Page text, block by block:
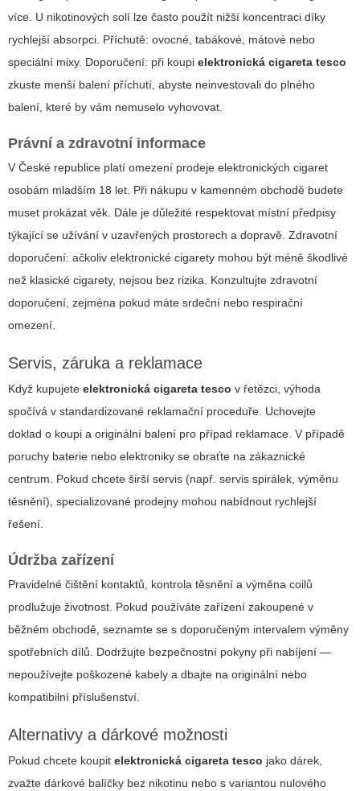
více. U nikotinových solí lze často použít nižší koncentraci díky
rychlejší absorpci. Příchutě: ovocné, tabákové, mátové nebo
speciální mixy. Doporučení: při koupi elektronická cigareta tesco
zkuste menší balení příchutí, abyste neinvestovali do plného
balení, které by vám nemuselo vyhovovat.
Právní a zdravotní informace
V České republice platí omezení prodeje elektronických cigaret
osobám mladším 18 let. Při nákupu v kamenném obchodě budete
muset prokázat věk. Dále je důležité respektovat místní předpisy
týkající se užívání v uzavřených prostorech a dopravě. Zdravotní
doporučení: ačkoliv elektronické cigarety mohou být méně škodlivé
než klasické cigarety, nejsou bez rizika. Konzultujte zdravotní
doporučení, zejména pokud máte srdeční nebo respirační
omezení.
Servis, záruka a reklamace
Když kupujete elektronická cigareta tesco v řetězci, výhoda
spočívá v standardizované reklamační proceduře. Uchovejte
doklad o koupi a originální balení pro případ reklamace. V případě
poruchy baterie nebo elektroniky se obraťte na zákaznické
centrum. Pokud chcete širší servis (např. servis spirálek, výměnu
těsnění), specializované prodejny mohou nabídnout rychlejší
řešení.
Údržba zařízení
Pravidelné čištění kontaktů, kontrola těsnění a výměna coilů
prodlužuje životnost. Pokud používáte zařízení zakoupené v
běžném obchodě, seznamte se s doporučeným intervalem výměny
spotřebních dílů. Dodržujte bezpečnostní pokyny při nabíjení —
nepoužívejte poškozené kabely a dbajte na originální nebo
kompatibilní příslušenství.
Alternativy a dárkové možnosti
Pokud chcete koupit elektronická cigareta tesco jako dárek,
zvažte dárkové balíčky bez nikotinu nebo s variantou nulového